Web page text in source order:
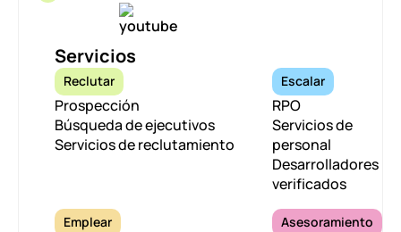
Servicios
Reclutar
Prospección
Búsqueda de ejecutivos
Servicios de reclutamiento
Escalar
RPO
Servicios de
personal
Desarrolladores
verificados
Emplear Asesoramiento